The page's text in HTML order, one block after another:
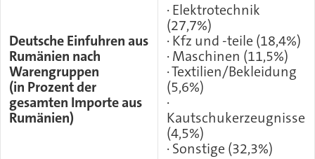
Deutsche Einfuhren aus
Rumänien nach
Warengruppen
(in Prozent der
gesamten Importe aus
Rumänien)
· Elektrotechnik
(27,7%)
· Kfz und -teile (18,4%)
· Maschinen (11,5%)
· Textilien/Bekleidung
(5,6%)
·
Kautschukerzeugnisse
(4,5%)
· Sonstige (32,3%)